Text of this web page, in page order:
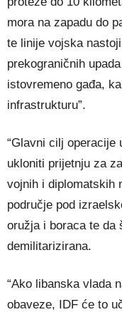
mora na zapadu do
te linije vojska
prekograničnih
istovremeno gađa,
infrastrukturu”.
“Glavni cilj operacije
ukloniti prijetnju za
vojnih i diplomatskih
područje pod
oružja i boraca te da
demilitarizirana.
“Ako libanska vlada
obaveze, IDF će to